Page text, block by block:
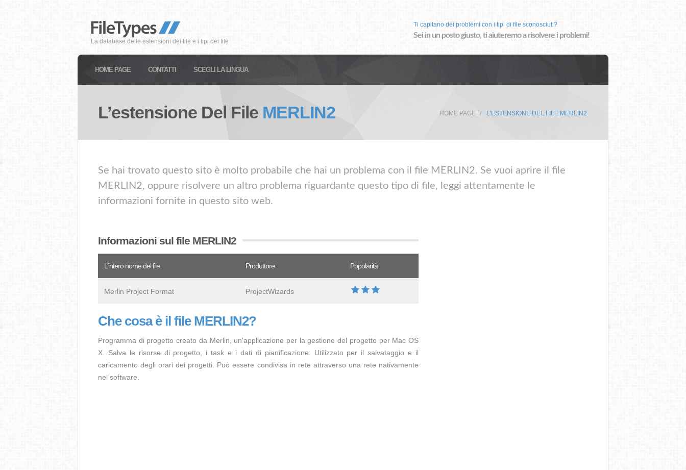
La database delle estensioni dei file e i tipi dei file
Ti capitano dei problemi con i tipi di file sconosciuti?
Sei in un posto giusto, ti aiuteremo a risolvere i problemi!
HOME PAGE CONTATTI SCEGLI LA LINGUA
L’estensione Del File MERLIN2 HOME PAGE L’ESTENSIONE DEL FILE MERLIN2
Se hai trovato questo sito è molto probabile che hai un problema con il file MERLIN2. Se vuoi aprire il file
MERLIN2, oppure risolvere un altro problema riguardante questo tipo di file, leggi attentamente le
informazioni fornite in questo sito web.
Informazioni sul file MERLIN2
L’intero nome del file Produttore Popolarità
Merlin Project Format ProjectWizards
Che cosa è il file MERLIN2?
Programma di progetto creato da Merlin, un'applicazione per la gestione del progetto per Mac OS
X. Salva le risorse di progetto, i task e i dati di pianificazione. Utilizzato per il salvataggio e il
caricamento degli orari dei progetti. Può essere condivisa in rete attraverso una rete nativamente
nel software.